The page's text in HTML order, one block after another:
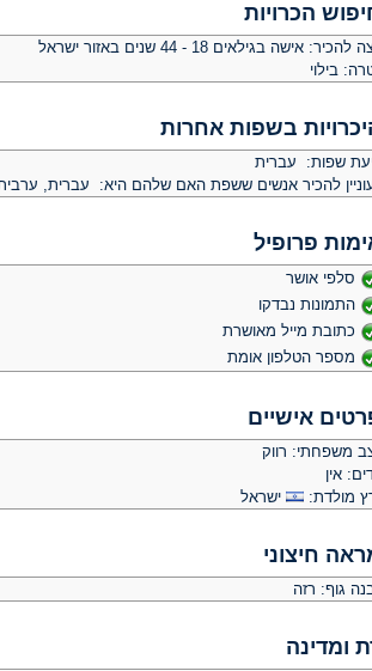
הכרויות
להכיר: אישה בגילאים 18 - 44 שנים באזור ישראל
בילוי
בשפות אחרות
שפות: עברית
להכיר אנשים ששפת האם שלהם היא: עברית, ערבית,
פרופיל
סלפי אושר
התמונות נבדקו
כתובת מייל מאושרת
מספר הטלפון אומת
אישיים
משפחתי: רווק
אין
מולדת:
ישראל
חיצוני
גוף: רזה
ומדינה